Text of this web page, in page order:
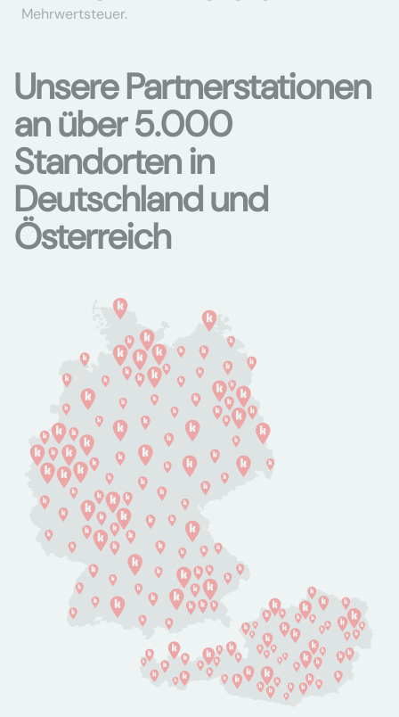
Mehrwertsteuer.
Unsere Partnerstationen
an über 5.000
Standorten in
Deutschland und
Österreich